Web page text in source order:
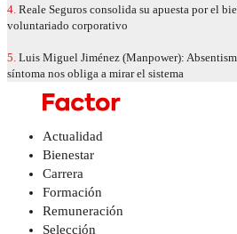
4. Reale Seguros consolida su apuesta por el
voluntariado corporativo
5. Luis Miguel Jiménez (Manpower):
síntoma nos obliga a mirar el sistema
Actualidad
Bienestar
Carrera
Formación
Remuneración
Selección